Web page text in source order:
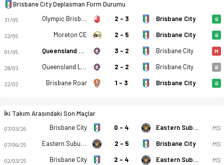
Brisbane City Deplasman Form Durumu
31/05 Olympic Brisbane 2 - 3 Brisbane City G
22/05 Moreton CE 2 - 5 Brisbane City G
01/05 Queensland Lions 3 - 2 Brisbane City M
28/03 Queensland Lions 2 - 2 Brisbane City B
22/02 Brisbane Roar 1 - 3 Brisbane City G
İki Takım Arasındaki Son Maçlar
07/03/26 Brisbane City 0 - 4 Eastern Suburbs MS
07/06/25 Eastern Suburbs 2 - 5 Brisbane City MS
02/03/25 Brisbane City 2 - 4 Eastern Suburbs MS